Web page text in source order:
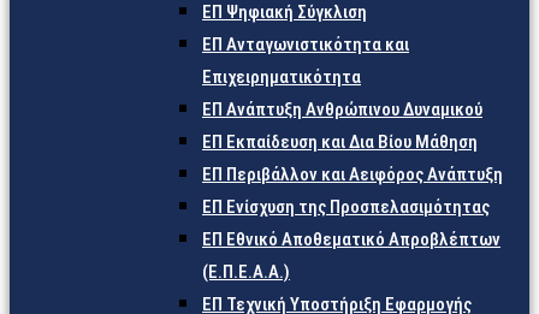
ΕΠ Ψηφιακή Σύγκλιση
ΕΠ Ανταγωνιστικότητα και
Επιχειρηματικότητα
ΕΠ Ανάπτυξη Ανθρώπινου Δυναμικού
ΕΠ Εκπαίδευση και Δια Βίου Μάθηση
ΕΠ Περιβάλλον και Αειφόρος Ανάπτυξη
ΕΠ Ενίσχυση της Προσπελασιμότητας
ΕΠ Εθνικό Αποθεματικό Απροβλέπτων
(Ε.Π.Ε.Α.Α.)
ΕΠ Τεχνική Υποστήριξη Εφαρμογής